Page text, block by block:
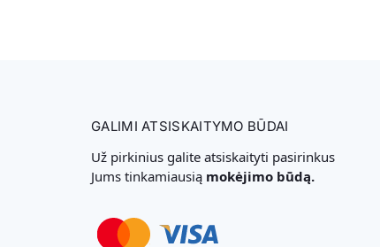
GALIMI ATSISKAITYMO BŪDAI
Už pirkinius galite atsiskaityti pasirinkus
Jums tinkamiausią mokėjimo būdą.